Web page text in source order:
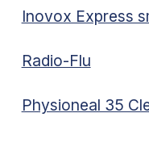
Inovox Express
Radio-Flu
Physioneal 35